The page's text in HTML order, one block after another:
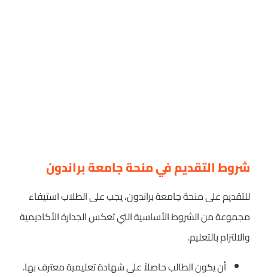
شروط التقديم في منحة جامعة براندون
للتقديم على منحة جامعة براندون، يجب على الطلاب استيفاء
مجموعة من الشروط الأساسية التي تعكس الجدارة الأكاديمية
والالتزام بالتعليم.
أن يكون الطالب حاصلاً على شهادة تعليمية معترف بها.